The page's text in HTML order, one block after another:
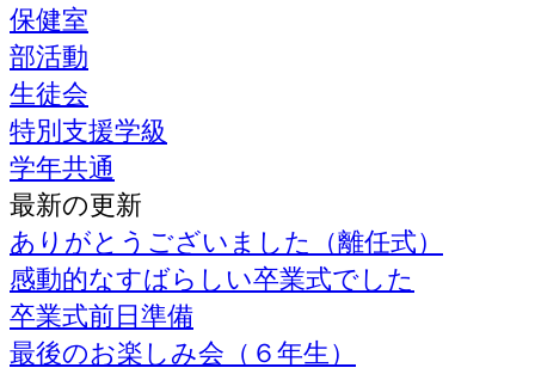
保健室
部活動
生徒会
特別支援学級
学年共通
最新の更新
ありがとうございました（離任式）
感動的なすばらしい卒業式でした
卒業式前日準備
最後のお楽しみ会（６年生）